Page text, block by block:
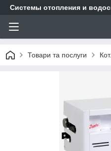
Системы отопления и
Товари та послуги